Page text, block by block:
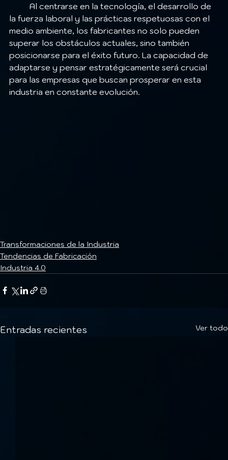
la fuerza laboral y las prácticas respetuosas con el
medio ambiente, los fabricantes no solo pueden
superar los obstáculos actuales, sino también
posicionarse para el éxito futuro. La capacidad de
adaptarse y pensar estratégicamente será crucial
para las empresas que buscan prosperar en esta
industria en constante evolución.
Transformaciones de la Industria
Tendencias de Fabricación
Industria 4.0
Entradas recientes Ver todo